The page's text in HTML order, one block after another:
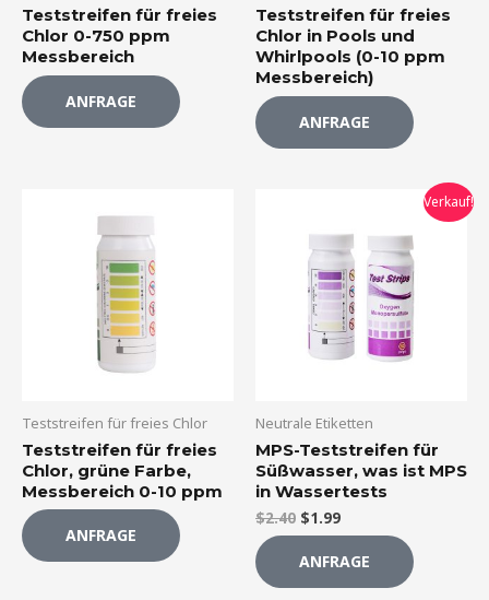
Teststreifen für freies
Chlor 0-750 ppm
Messbereich
ANFRAGE
Teststreifen für freies
Chlor in Pools und
Whirlpools (0-10 ppm
Messbereich)
ANFRAGE
Teststreifen für freies Chlor
Teststreifen für freies
Chlor, grüne Farbe,
Messbereich 0-10 ppm
ANFRAGE
Verkauf!
Neutrale Etiketten
MPS-Teststreifen für
Süßwasser, was ist MPS
in Wassertests
$2.40
Preis
war:
$2.40.
$1.99
Preis
beträgt:
$1.99.
ANFRAGE